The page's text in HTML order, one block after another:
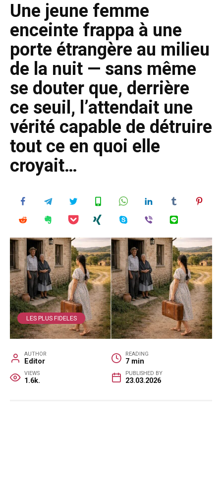
Une jeune femme
enceinte frappa à une
porte étrangère au milieu
de la nuit — sans même
se douter que, derrière
ce seuil, l’attendait une
vérité capable de détruire
tout ce en quoi elle
croyait…
LES PLUS FIDELES
AUTHOR
Editor
READING
7 min
VIEWS
1.6k.
PUBLISHED BY
23.03.2026